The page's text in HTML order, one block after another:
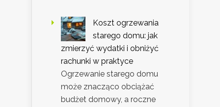
Koszt ogrzewania
starego domu: jak
zmierzyć wydatki i obniżyć
rachunki w praktyce
Ogrzewanie starego domu
może znacząco obciążać
budżet domowy, a roczne